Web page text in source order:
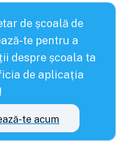
de școală de
te pentru a
despre școala ta
de aplicația
te acum